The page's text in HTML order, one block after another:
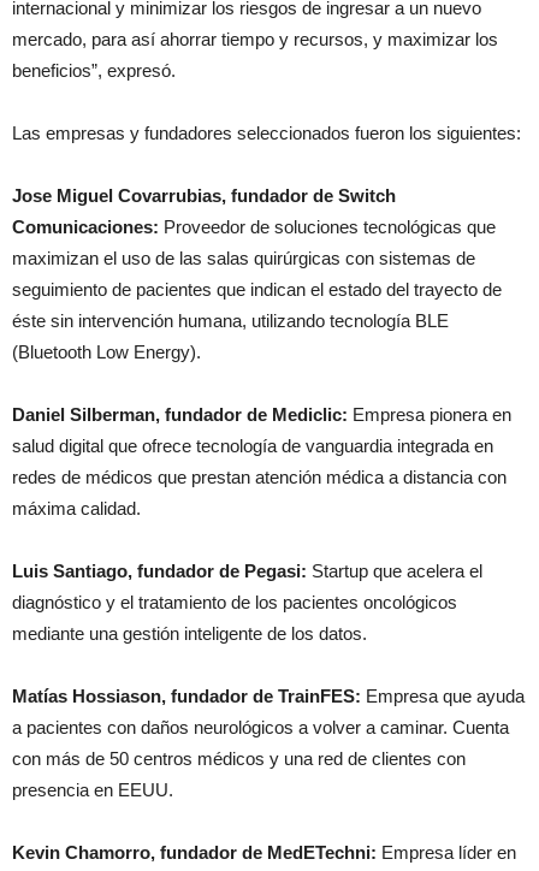
internacional y minimizar los riesgos de ingresar a un nuevo
mercado, para así ahorrar tiempo y recursos, y maximizar los
beneficios”, expresó.
Las empresas y fundadores seleccionados fueron los siguientes:
Jose Miguel Covarrubias, fundador de Switch
Comunicaciones: Proveedor de soluciones tecnológicas que
maximizan el uso de las salas quirúrgicas con sistemas de
seguimiento de pacientes que indican el estado del trayecto de
éste sin intervención humana, utilizando tecnología BLE
(Bluetooth Low Energy).
Daniel Silberman, fundador de Mediclic: Empresa pionera en
salud digital que ofrece tecnología de vanguardia integrada en
redes de médicos que prestan atención médica a distancia con
máxima calidad.
Luis Santiago, fundador de Pegasi: Startup que acelera el
diagnóstico y el tratamiento de los pacientes oncológicos
mediante una gestión inteligente de los datos.
Matías Hossiason, fundador de TrainFES: Empresa que ayuda
a pacientes con daños neurológicos a volver a caminar. Cuenta
con más de 50 centros médicos y una red de clientes con
presencia en EEUU.
Kevin Chamorro, fundador de MedETechni: Empresa líder en